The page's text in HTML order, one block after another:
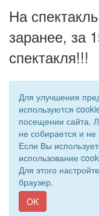
На
заранее, за
спектакля!!!
© 2019 - 2026
права защищены.
Сайт создан при
Для улучшения
используются
посещении сайта.
не собирается и не
Если Вы
использование
Для этого
браузер.
OK